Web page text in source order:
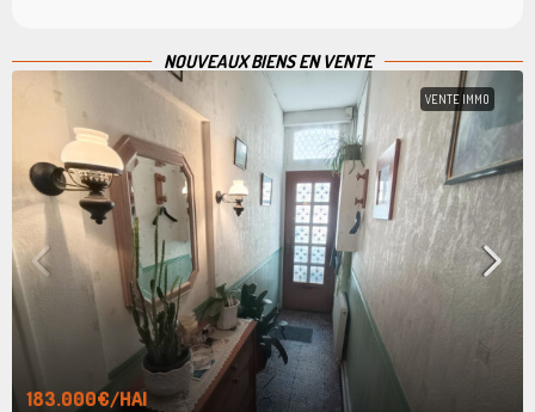
NOUVEAUX BIENS EN VENTE
VENTE IMMO
183.000€/HAI